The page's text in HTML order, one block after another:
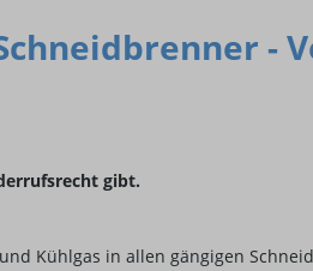
-
gibt.
Kühlgas in allen gängigen